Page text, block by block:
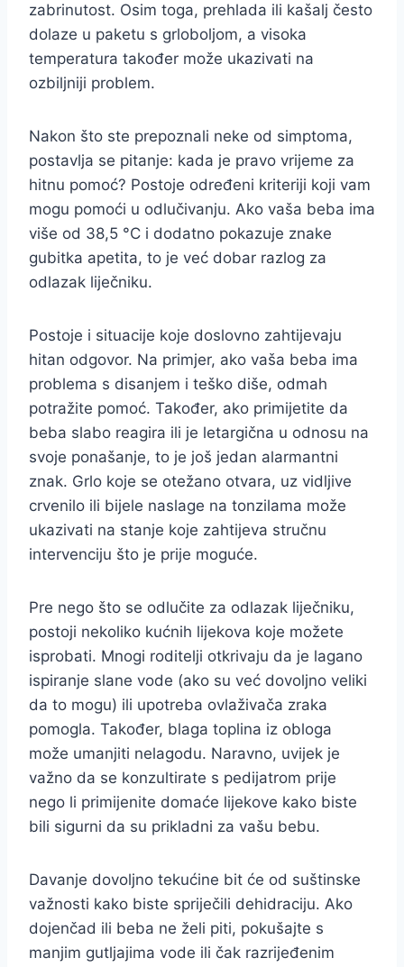
zabrinutost. Osim toga, prehlada ili kašalj često
dolaze u paketu s grloboljom, a visoka
temperatura također može ukazivati na
ozbiljniji problem.
Nakon što ste prepoznali neke od simptoma,
postavlja se pitanje: kada je pravo vrijeme za
hitnu pomoć? Postoje određeni kriteriji koji vam
mogu pomoći u odlučivanju. Ako vaša beba ima
više od 38,5 °C i dodatno pokazuje znake
gubitka apetita, to je već dobar razlog za
odlazak liječniku.
Postoje i situacije koje doslovno zahtijevaju
hitan odgovor. Na primjer, ako vaša beba ima
problema s disanjem i teško diše, odmah
potražite pomoć. Također, ako primijetite da
beba slabo reagira ili je letargična u odnosu na
svoje ponašanje, to je još jedan alarmantni
znak. Grlo koje se otežano otvara, uz vidljive
crvenilo ili bijele naslage na tonzilama može
ukazivati na stanje koje zahtijeva stručnu
intervenciju što je prije moguće.
Pre nego što se odlučite za odlazak liječniku,
postoji nekoliko kućnih lijekova koje možete
isprobati. Mnogi roditelji otkrivaju da je lagano
ispiranje slane vode (ako su već dovoljno veliki
da to mogu) ili upotreba ovlaživača zraka
pomogla. Također, blaga toplina iz obloga
može umanjiti nelagodu. Naravno, uvijek je
važno da se konzultirate s pedijatrom prije
nego li primijenite domaće lijekove kako biste
bili sigurni da su prikladni za vašu bebu.
Davanje dovoljno tekućine bit će od suštinske
važnosti kako biste spriječili dehidraciju. Ako
dojenčad ili beba ne želi piti, pokušajte s
manjim gutljajima vode ili čak razrijeđenim